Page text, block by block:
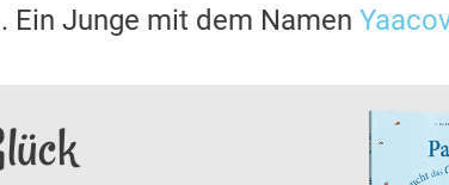
Ein Junge mit dem Namen